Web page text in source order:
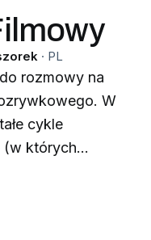
· PL
rozmowy na
W
cykle
(w których
filmów z
Uniwersum
rozmowa o